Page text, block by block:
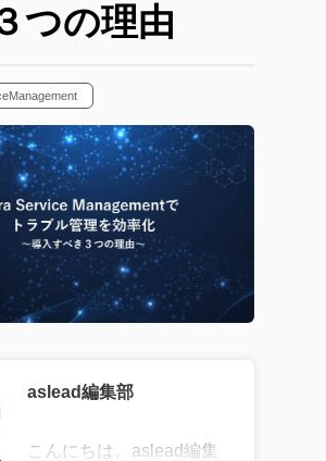
つの理由
aslead編集部
こんにちは。aslead編集